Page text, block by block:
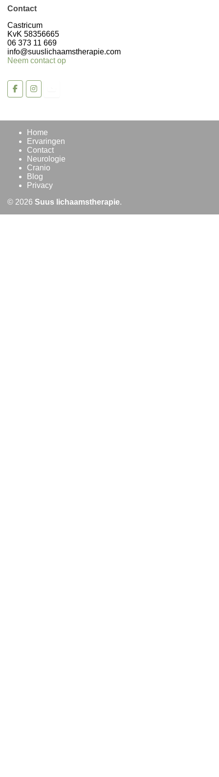
Contact
Castricum
KvK 58356665
06 373 11 669
info@suuslichaamstherapie.com
Neem contact op
Home
Ervaringen
Contact
Neurologie
Cranio
Blog
Privacy
© 2026 Suus lichaamstherapie.